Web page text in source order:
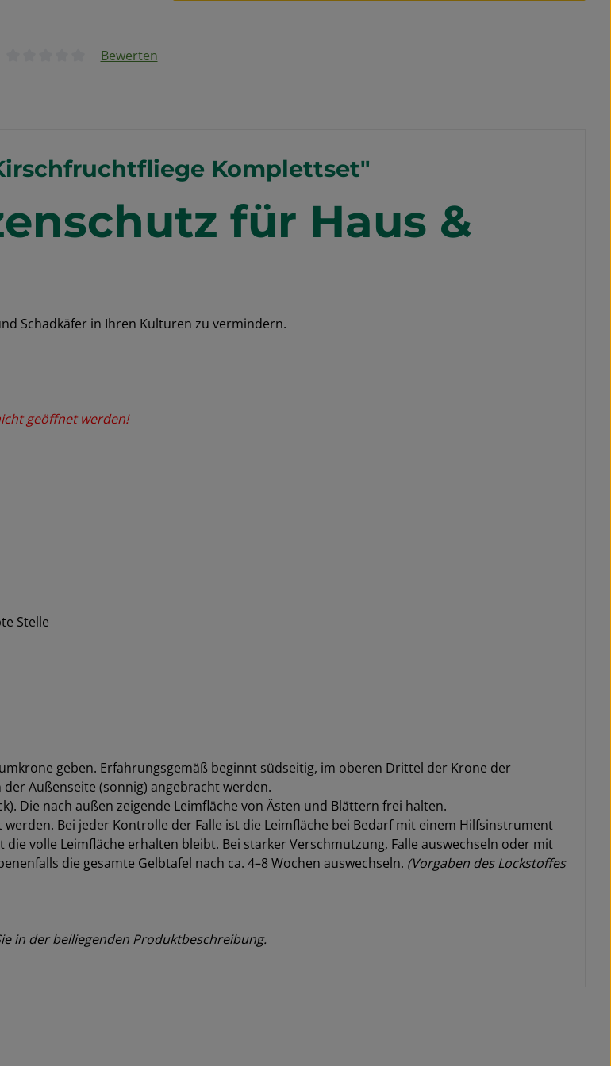
Bewerten
Komplettset"
für Haus &
Schadkäfer in Ihren Kulturen zu vermindern.
geöffnet werden!
Stelle
geben. Erfahrungsgemäß beginnt südseitig, im oberen Drittel der Krone der
Außenseite (sonnig) angebracht werden.
Die nach außen zeigende Leimfläche von Ästen und Blättern frei halten.
Bei jeder Kontrolle der Falle ist die Leimfläche bei Bedarf mit einem Hilfsinstrument
volle Leimfläche erhalten bleibt. Bei starker Verschmutzung, Falle auswechseln oder mit
die gesamte Gelbtafel nach ca. 4–8 Wochen auswechseln. (Vorgaben des Lockstoffes
in der beiliegenden Produktbeschreibung.